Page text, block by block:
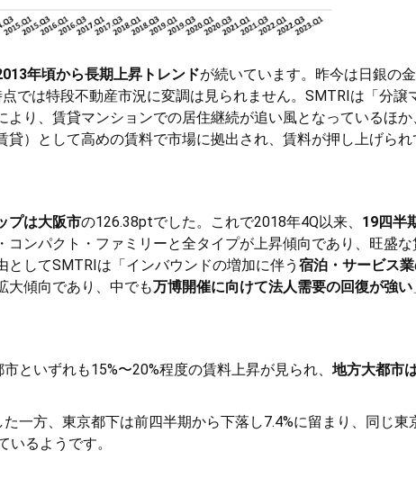
年頃から長期上昇トレンドが続いています。昨今は日銀の
では特段不動産市況に変調は見られません。SMTRIは「分譲
より、賃貸マンションでの居住継続が追い風となっているほか
）として高めの賃料で市場に拠出され、賃料が押し上げられ
プは大阪市の126.38ptでした。これで2018年4Q以来、 19四半
コンパクト・ファミリーと全タイプが上昇傾向であり、旺盛な
してSMTRIは「インバウンドの増加に伴う 宿泊・サービス
大傾向であり、中でも万博開催に向けて法人需要の回復が強い
といずれも15%〜20%程度の賃料上昇が見られ、 地方大都市
一方、東京都下は前四半期から下落し7.4%に留まり、同じ東
いるようです。